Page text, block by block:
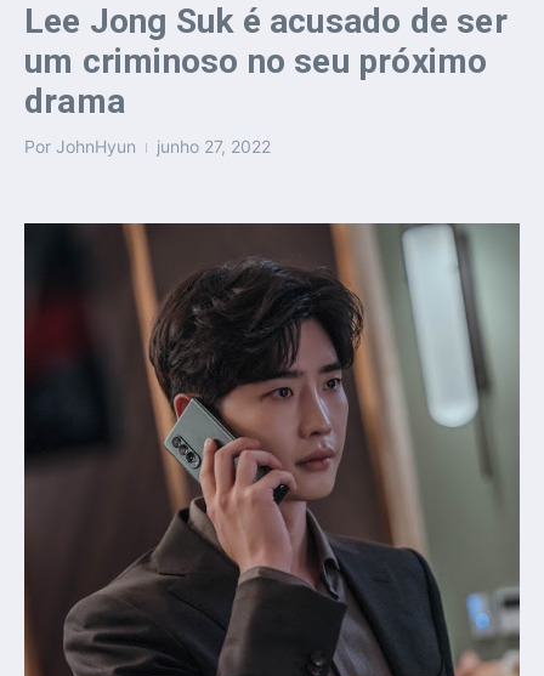
Lee Jong Suk é acusado de ser
um criminoso no seu próximo
drama
Por JohnHyun junho 27, 2022